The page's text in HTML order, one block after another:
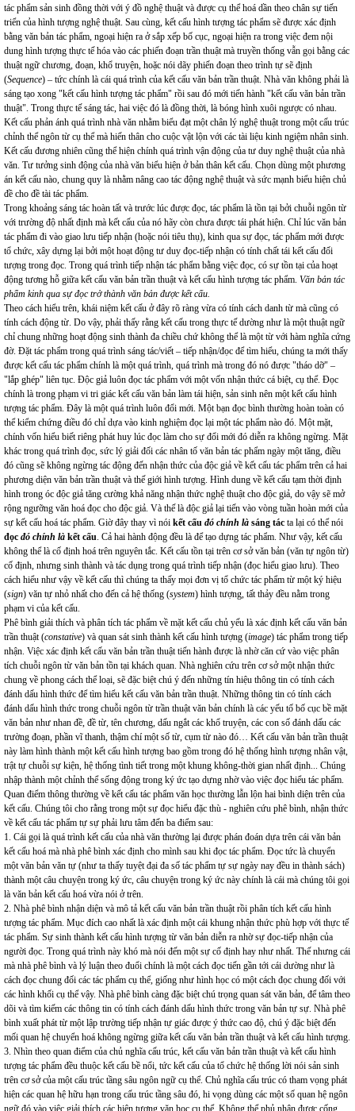
tác phẩm sản sinh đồng thời với ý đồ nghệ thuật và được cụ thể hoá dần theo chân sự tiến
triển của hình tượng nghệ thuật. Sau cùng, kết cấu hình tượng tác phẩm sẽ được xác định
bằng văn bản tác phẩm, ngoại hiện ra ở sắp xếp bố cục, ngoại hiện ra trong việc đem nội
dung hình tượng thực tế hóa vào các phiến đoạn trần thuật mà truyền thống vẫn gọi bằng các
thuật ngữ chương, đoạn, khổ truyện, hoặc nói dãy phiến đoạn theo trình tự sẽ định
(Sequence) – tức chính là cái quá trình của kết cấu văn bản trần thuật. Nhà văn không phải là
sáng tạo xong "kết cấu hình tượng tác phẩm" rồi sau đó mới tiến hành "kết cấu văn bản trần
thuật". Trong thực tế sáng tác, hai việc đó là đồng thời, là bóng hình xuôi ngược có nhau.
Kết cấu phản ánh quá trình nhà văn nhằm biểu đạt một chân lý nghệ thuật trong một cấu trúc
chỉnh thể ngôn từ cụ thể mà hiến thân cho cuộc vật lộn với các tài liệu kinh ngiệm nhân sinh.
Kết cấu đương nhiên cũng thể hiện chính quá trình vận động của tư duy nghệ thuật của nhà
văn. Tư tưởng sinh động của nhà văn biểu hiện ở bản thân kết cấu. Chọn dùng một phương
án kết cấu nào, chung quy là nhằm nâng cao tác động nghệ thuật và sức mạnh biểu hiện chủ
đề cho đề tài tác phẩm.
Trong khoảng sáng tác hoàn tất và trước lúc được đọc, tác phẩm là tồn tại bởi chuỗi ngôn từ
với trường độ nhất định mà kết cấu của nó hãy còn chưa được tái phát hiện. Chỉ lúc văn bản
tác phẩm đi vào giao lưu tiếp nhận (hoặc nói tiêu thụ), kinh qua sự đọc, tác phẩm mới được
tổ chức, xây dựng lại bởi một hoạt động tư duy đọc-tiếp nhận có tính chất tái kết cấu đối
tượng trong đọc. Trong quá trình tiếp nhận tác phẩm bằng việc đọc, có sự tồn tại của hoạt
động tương hỗ giữa kết cấu văn bản trần thuật và kết cấu hình tượng tác phẩm. Văn bản tác
phẩm kinh qua sự đọc trở thành văn bản được kết cấu.
Theo cách hiểu trên, khái niệm kết cấu ở đây rõ ràng vừa có tính cách danh từ mà cũng có
tính cách động từ. Do vậy, phải thấy rằng kết cấu trong thực tế dường như là một thuật ngữ
chỉ chung những hoạt động sinh thành đa chiều chứ không thể là một từ với hàm nghĩa cứng
đờ. Đặt tác phẩm trong quá trình sáng tác/viết – tiếp nhận/đọc để tìm hiểu, chúng ta mới thấy
được kết cấu tác phẩm chính là một quá trình, quá trình mà trong đó nó được "tháo dỡ" –
"lắp ghép" liên tục. Độc giả luôn đọc tác phẩm với một vốn nhận thức cá biệt, cụ thể. Đọc
chính là trong phạm vi tri giác kết cấu văn bản làm tái hiện, sản sinh nên một kết cấu hình
tượng tác phẩm. Đây là một quá trình luôn đổi mới. Một bạn đọc bình thường hoàn toàn có
thể kiểm chứng điều đó chỉ dựa vào kinh nghiệm đọc lại một tác phẩm nào đó. Một mặt,
chính vốn hiểu biết riêng phát huy lúc đọc làm cho sự đổi mới đó diễn ra không ngừng. Mặt
khác trong quá trình đọc, sức lý giải đối các nhân tố văn bản tác phẩm ngày một tăng, điều
đó cũng sẽ không ngừng tác động đến nhận thức của độc giả về kết cấu tác phẩm trên cả hai
phương diện văn bản trần thuật và thế giới hình tượng. Hình dung về kết cấu tạm thời định
hình trong óc độc giả tăng cường khả năng nhận thức nghệ thuật cho độc giả, do vậy sẽ mở
rộng ngưỡng văn hoá đọc cho độc giả. Và thế là độc giả lại tiến vào vòng tuần hoàn mới của
sự kết cấu hoá tác phẩm. Giờ đây thay vì nói kết cấu đó chính là sáng tác ta lại có thể nói
đọc đó chính là kết cấu. Cả hai hành động đều là để tạo dựng tác phẩm. Như vậy, kết cấu
không thể là cố định hoá trên nguyên tắc. Kết cấu tồn tại trên cơ sở văn bản (văn tự ngôn từ)
cố định, nhưng sinh thành và tác dụng trong quá trình tiếp nhận (đọc hiểu giao lưu). Theo
cách hiểu như vậy về kết cấu thì chúng ta thấy mọi đơn vị tổ chức tác phẩm từ một ký hiệu
(sign) văn tự nhỏ nhất cho đến cả hệ thống (system) hình tượng, tất thảy đều nằm trong
phạm vi của kết cấu.
Phê bình giải thích và phân tích tác phẩm về mặt kết cấu chủ yếu là xác định kết cấu văn bản
trần thuật (constative) và quan sát sinh thành kết cấu hình tượng (image) tác phẩm trong tiếp
nhận. Việc xác định kết cấu văn bản trần thuật tiến hành được là nhờ căn cứ vào việc phân
tích chuỗi ngôn từ văn bản tồn tại khách quan. Nhà nghiên cứu trên cơ sở một nhận thức
chung về phong cách thể loại, sẽ đặc biệt chú ý đến những tín hiệu thông tin có tính cách
đánh dấu hình thức để tìm hiểu kết cấu văn bản trần thuật. Những thông tin có tính cách
đánh dấu hình thức trong chuỗi ngôn từ trần thuật văn bản chính là các yếu tố bố cục bề mặt
văn bản như nhan đề, đề từ, tên chương, dấu ngắt các khổ truyện, các con số đánh dấu các
trường đoạn, phần vĩ thanh, thậm chí một số từ, cụm từ nào đó… Kết cấu văn bản trần thuật
này làm hình thành một kết cấu hình tượng bao gồm trong đó hệ thống hình tượng nhân vật,
trật tự chuỗi sự kiện, hệ thống tình tiết trong một khung không-thời gian nhất định... Chúng
nhập thành một chỉnh thể sống động trong ký ức tạo dựng nhờ vào việc đọc hiểu tác phẩm.
Quan điểm thông thường về kết cấu tác phẩm văn học thường lẫn lộn hai bình diện trên của
kết cấu. Chúng tôi cho rằng trong một sự đọc hiểu đặc thù - nghiên cứu phê bình, nhận thức
về kết cấu tác phẩm tự sự phải lưu tâm đến ba điểm sau:
1. Cái gọi là quá trình kết cấu của nhà văn thường lại được phán đoán dựa trên cái văn bản
kết cấu hoá mà nhà phê bình xác định cho mình sau khi đọc tác phẩm. Đọc tức là chuyển
một văn bản văn tự (như ta thấy tuyệt đại đa số tác phẩm tự sự ngày nay đều in thành sách)
thành một câu chuyện trong ký ức, câu chuyện trong ký ức này chính là cái mà chúng tôi gọi
là văn bản kết cấu hoá vừa nói ở trên.
2. Nhà phê bình nhận diện và mô tả kết cấu văn bản trần thuật rồi phân tích kết cấu hình
tượng tác phẩm. Mục đích cao nhất là xác định một cái khung nhận thức phù hợp với thực tế
tác phẩm. Sự sinh thành kết cấu hình tượng từ văn bản diễn ra nhờ sự đọc-tiếp nhận của
người đọc. Trong quá trình này khó mà nói đến một sự cố định hay như nhất. Thế nhưng cái
mà nhà phê bình và lý luận theo đuổi chính là một cách đọc tiến gần tới cái dường như là
cách đọc chung đối các tác phẩm cụ thể, giống như hình học có một cách đọc chung đối với
các hình khối cụ thể vậy. Nhà phê bình càng đặc biệt chú trọng quan sát văn bản, để tâm theo
dõi và tìm kiếm các thông tin có tính cách đánh dấu hình thức trong văn bản tự sự. Nhà phê
bình xuất phát từ một lập trường tiếp nhận tự giác được ý thức cao độ, chú ý đặc biệt đến
mối quan hệ chuyển hoá không ngừng giữa kết cấu văn bản trần thuật và kết cấu hình tượng.
3. Nhìn theo quan điểm của chủ nghĩa cấu trúc, kết cấu văn bản trần thuật và kết cấu hình
tượng tác phẩm đều thuộc kết cấu bề nổi, tức kết cấu của tổ chức hệ thống lời nói sản sinh
trên cơ sở của một cấu trúc tầng sâu ngôn ngữ cụ thể. Chủ nghĩa cấu trúc có tham vọng phát
hiện các quan hệ hữu hạn trong cấu trúc tầng sâu đó, hi vọng dùng các một số quan hệ ngôn
ngữ đó vào việc giải thích các hiện tượng văn học cụ thể. Không thể phủ nhận được cống